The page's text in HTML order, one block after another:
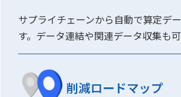
サプライチェーンから自動で算定デ
す。データ連結や関連データ収集も可
削減ロードマップ